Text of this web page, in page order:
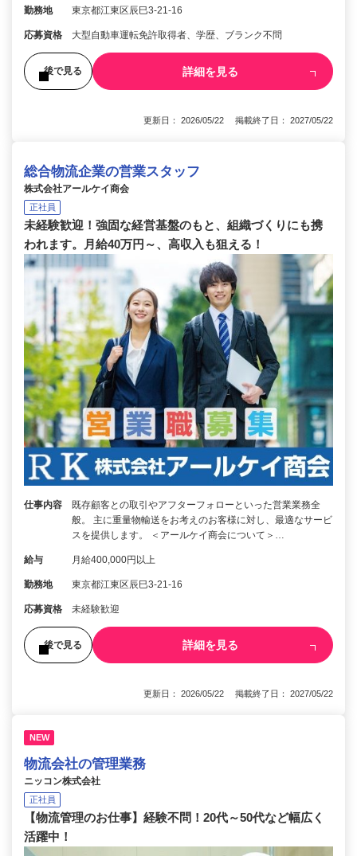
勤務地 東京都江東区辰巳3-21-16
応募資格 大型自動車運転免許取得者、学歴、ブランク不問
後で見る 詳細を見る
更新日： 2026/05/22 掲載終了日： 2027/05/22
総合物流企業の営業スタッフ
株式会社アールケイ商会
正社員
未経験歓迎！強固な経営基盤のもと、組織づくりにも携
われます。月給40万円～、高収入も狙える！
仕事内容
既存顧客との取引やアフターフォローといった営業業務全
般。 主に重量物輸送をお考えのお客様に対し、最適なサービ
スを提供します。 ＜アールケイ商会について＞…
給与 月給400,000円以上
勤務地 東京都江東区辰巳3-21-16
応募資格 未経験歓迎
後で見る 詳細を見る
更新日： 2026/05/22 掲載終了日： 2027/05/22
NEW
物流会社の管理業務
ニッコン株式会社
正社員
【物流管理のお仕事】経験不問！20代～50代など幅広く
活躍中！